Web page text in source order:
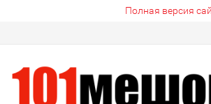
Полная версия